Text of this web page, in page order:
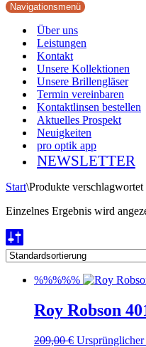
Navigationsmenü
Über uns
Leistungen
Kontakt
Unsere Kollektionen
Unsere Brillengläser
Termin vereinbaren
Kontaktlinsen bestellen
Aktuelles Prospekt
Neuigkeiten
pro optik app
NEWSLETTER
Start\Produkte
Einzelnes Ergebnis wird
%%%%%
Roy Robson
209,00€